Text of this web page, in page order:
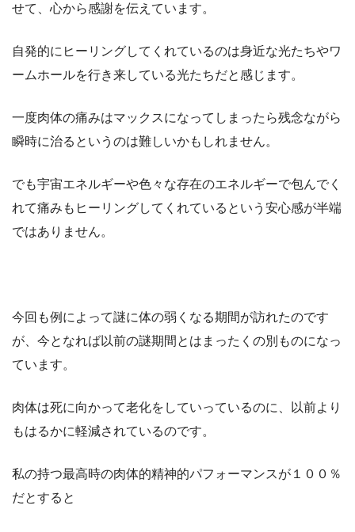
せて、心から感謝を伝えています。
自発的にヒーリングしてくれているのは身近な光たちやワ
ームホールを行き来している光たちだと感じます。
一度肉体の痛みはマックスになってしまったら残念ながら
瞬時に治るというのは難しいかもしれません。
でも宇宙エネルギーや色々な存在のエネルギーで包んでく
れて痛みもヒーリングしてくれているという安心感が半端
ではありません。
今回も例によって謎に体の弱くなる期間が訪れたのです
が、今となれば以前の謎期間とはまったくの別ものになっ
ています。
肉体は死に向かって老化をしていっているのに、以前より
もはるかに軽減されているのです。
私の持つ最高時の肉体的精神的パフォーマンスが１００％
だとすると